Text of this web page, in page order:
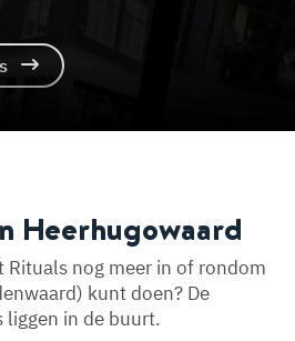
Heerhugowaard
Rituals nog meer in of rondom
kunt doen? De
in de buurt.